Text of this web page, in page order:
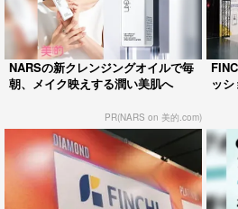
NARSの新クレンジングオイルで毎
朝、メイク映えする潤い美肌へ
PR(NARS on 美的.com)
ッシ